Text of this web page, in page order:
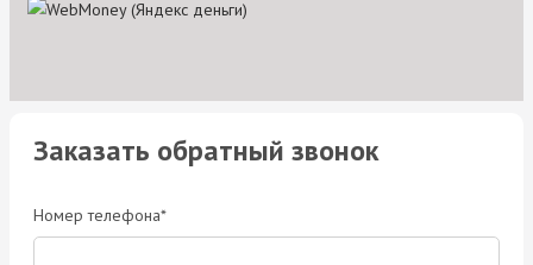
Заказать обратный звонок
Номер телефона*